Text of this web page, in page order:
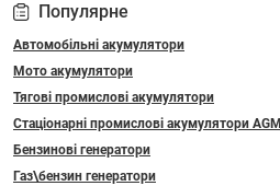
Популярне
Автомобільні акумулятори
Мото акумулятори
Тягові промислові акумулятори
Стаціонарні промислові акумулятори АGM
Бензинові генератори
Газ\бензин генератори